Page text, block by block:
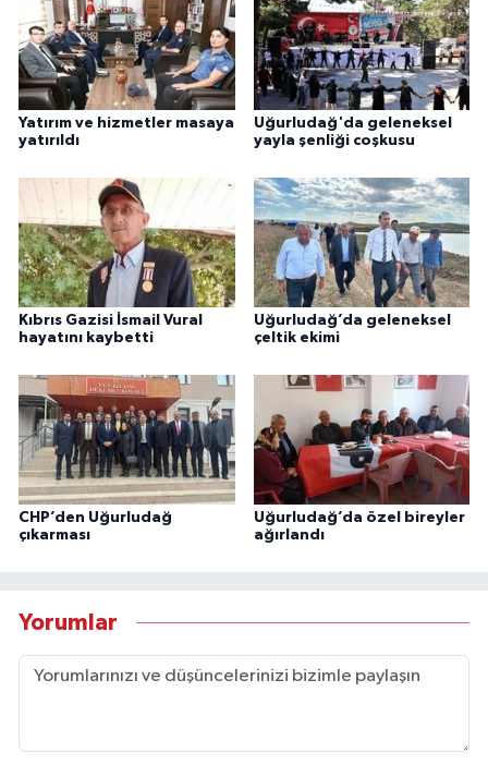
Yatırım ve hizmetler masaya
yatırıldı
Uğurludağ'da geleneksel
yayla şenliği coşkusu
Kıbrıs Gazisi İsmail Vural
hayatını kaybetti
Uğurludağ’da geleneksel
çeltik ekimi
CHP’den Uğurludağ
çıkarması
Uğurludağ’da özel bireyler
ağırlandı
Yorumlar